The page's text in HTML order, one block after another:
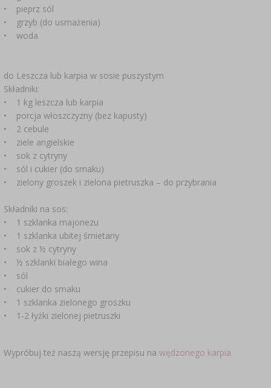
SUBSTANCJE ŻELUJĄCE DŻEMY
ZESTAWY SERWOWARSKIE
DEKORACJE CUKIERNICZE I PRODUKTY DO
PIECZENIA
GARNKI I FORMY RZYMSKIE
MASZYNKI DO MIELENIA
PAKOWANIE PRÓŻNIOWE
AKCESORIA DO PEKLOWANIA
APLIKATORY, ZACISKARKI
NICI, SZNURKI, SIATKI
OSŁONKI
JELITA
PEKLE, MARYNATY I ZIOŁA
LITERATURA WĘDLINIARSTWO
DROŻDŻE WINIARSKIE
PRASY
ROZDRABNIARKI
FILTROWANIE
KORKOWANIE
AKCESORIA WINIARSKIE
MIERNIKI, WSKAŹNIKI
BUTELKI
GĄSIORY ›
DODATKI AROMATYZUJĄCE I PRZYPRAWY
WĘDZENIE I GRILLOWANIE
KULTURY BAKTERII
JOGURTOWNICE
RURKI FERMENTACYJNE
KAPSLE
KAPSLOWNICE
BUTELKI
BADANIA PIWA
BECZKI I WORKI
KAMIONKA
SOKOWNIKI
BUTELKI
SZYBKOWARY
SUSZARKI DO ŻYWNOŚCI
LEJKI
ETYKIETY
ZACISKARKI
GĄSIORY
BUTELKI
ZAKRĘTKI
BECZKI I KARAFKI
VYPITO
DROŻDŻE GORZELNICZE
WĘGIEL AKTYWNY
SUBSTANCJE DODATKOWE
ETYKIETY
BADANIA ALKOHOLU
DOMKI I KARMNIKI
WĘDZARNIE I HAKI
GRILLOWANIE
NACZYNIA ŻELIWNE
PALENISKA
PAKOWANIE PRÓŻNIOWE
PRZECHOWYWANIE
MŁYNKI I MOŹDZIERZE
GADŻETY DOMOWE
MOTORYZACJA
• pieprz sól
• grzyb (do usmażenia)
• woda
do Leszcza lub karpia w sosie puszystym
Składniki:
• 1 kg leszcza lub karpia
• porcja włoszczyzny (bez kapusty)
• 2 cebule
• ziele angielskie
• sok z cytryny
• sól i cukier (do smaku)
• zielony groszek i zielona pietruszka – do przybrania
Składniki na sos:
• 1 szklanka majonezu
• 1 szklanka ubitej śmietany
• sok z ½ cytryny
• ½ szklanki białego wina
• sól
• cukier do smaku
• 1 szklanka zielonego groszku
• 1-2 łyżki zielonej pietruszki
Wypróbuj też naszą wersję przepisu na wędzonego karpia.